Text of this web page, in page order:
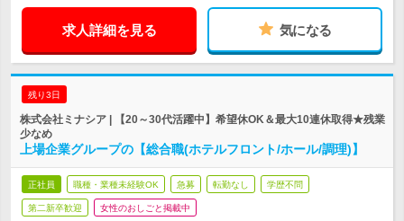
求人詳細を見る 気になる
残り3日
株式会社ミナシア | 【20～30代活躍中】希望休OK＆最大10連休取得★残業
少なめ
上場企業グループの【総合職(ホテルフロント/ホール/調理)】
正社員 職種・業種未経験OK 急募 転勤なし 学歴不問
第二新卒歓迎 女性のおしごと掲載中